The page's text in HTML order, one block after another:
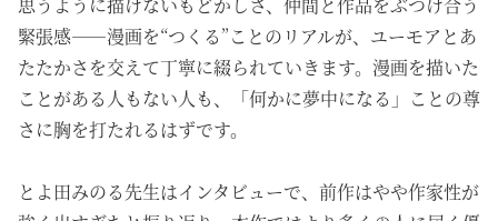
緊張感――漫画を“つくる”ことのリアルが、ユーモアとあ
たたかさを交えて丁寧に綴られていきます。漫画を描いた
ことがある人もない人も、「何かに夢中になる」ことの尊
さに胸を打たれるはずです。
とよ田みのる先生はインタビューで、前作はやや作家性が